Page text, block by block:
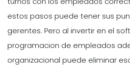
estos pasos puede tener sus
gerentes. Pero al invertir en el
programacion de empleados
organizacional puede eliminar